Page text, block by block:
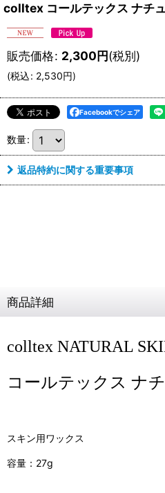
colltex コールテックス ナチ
販売価格: 2,300円(税別)
(税込: 2,530円)
Facebookでシェア
数量:
返品特約に関する重要事項
商品詳細
colltex NATURAL
コールテックス ナ
スキン用ワックス
容量：27g